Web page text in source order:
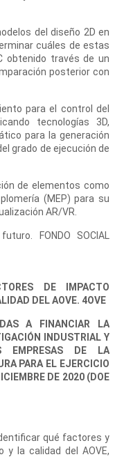
del diseño 2D en
cuáles de estas
obtenido través de un
posterior con
para el control del
tecnologías 3D,
para la generación
grado de ejecución de
de elementos como
(MEP) para su
AR/VR.
FONDO SOCIAL
DE IMPACTO
DEL AOVE. 4OVE
A FINANCIAR LA
INDUSTRIAL Y
EMPRESAS DE LA
PARA EL EJERCICIO
DE 2020 (DOE
qué factores y
y la calidad del AOVE,